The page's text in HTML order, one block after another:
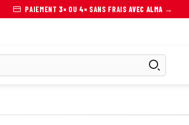
PAIEMENT 3× OU 4× SANS FRAISAVEC ALMA →
AUTRES MOBILITÉS